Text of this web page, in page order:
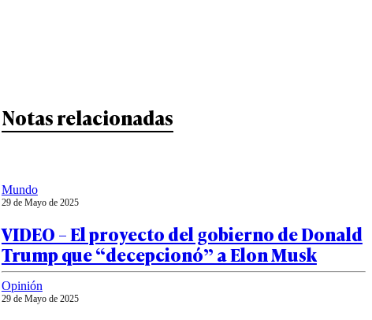
Notas relacionadas
Mundo
29 de Mayo de 2025
VIDEO – El proyecto del gobierno de Donald
Trump que “decepcionó” a Elon Musk
Opinión
29 de Mayo de 2025